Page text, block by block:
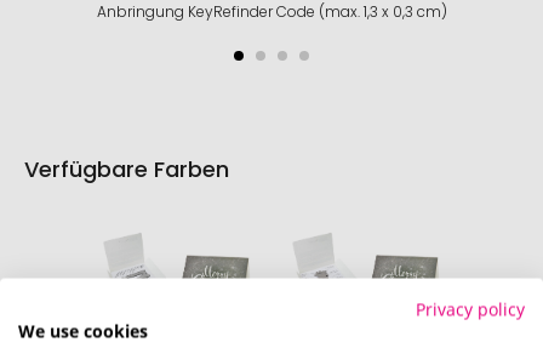
Anbringung KeyRefinder Code (max. 1,3 x 0,3 cm)
Verfügbare Farben
Privacy policy
We use cookies